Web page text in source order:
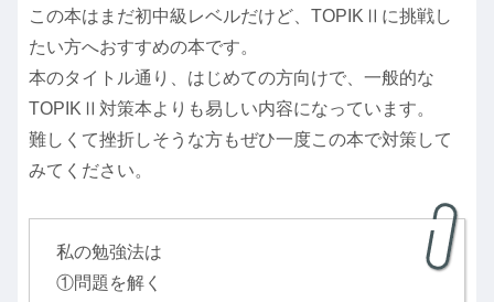
この本はまだ初中級レベルだけど、TOPIKⅡに挑戦し
たい方へおすすめの本です。
本のタイトル通り、はじめての方向けで、一般的な
TOPIKⅡ対策本よりも易しい内容になっています。
難しくて挫折しそうな方もぜひ一度この本で対策して
みてください。
私の勉強法は
①問題を解く